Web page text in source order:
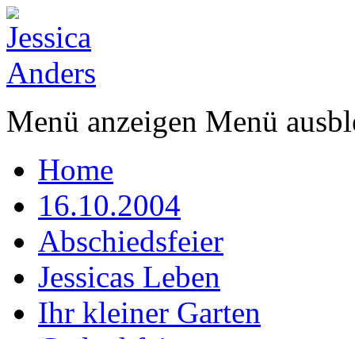
Menü anzeigen Menü
Home
16.10.2004
Abschiedsfeier
Jessicas Leben
Ihr kleiner Garten